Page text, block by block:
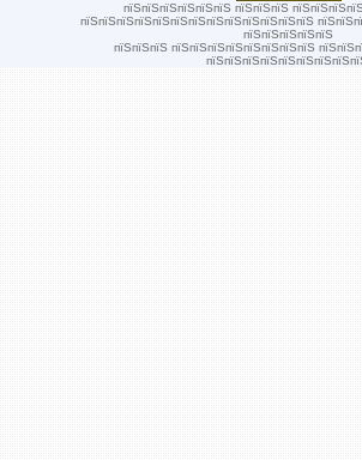
пїЅпїЅпїЅпїЅпїЅпїЅ пїЅпїЅпїЅ
пїЅпїЅпїЅпїЅпїЅпїЅпїЅпїЅпїЅпїЅпїЅпїЅпїЅ
пїЅпїЅпїЅпїЅпїЅ
пїЅпїЅпїЅ пїЅпїЅпїЅпїЅпїЅпїЅпїЅпїЅ